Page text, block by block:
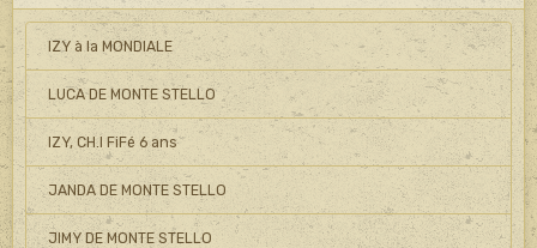
IZY à la MONDIALE
LUCA DE MONTE STELLO
IZY, CH.I FiFé 6 ans
JANDA DE MONTE STELLO
JIMY DE MONTE STELLO